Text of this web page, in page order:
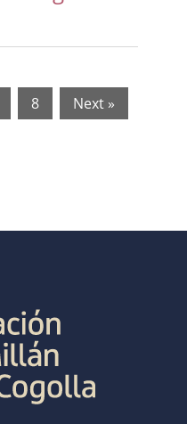
8 Next »